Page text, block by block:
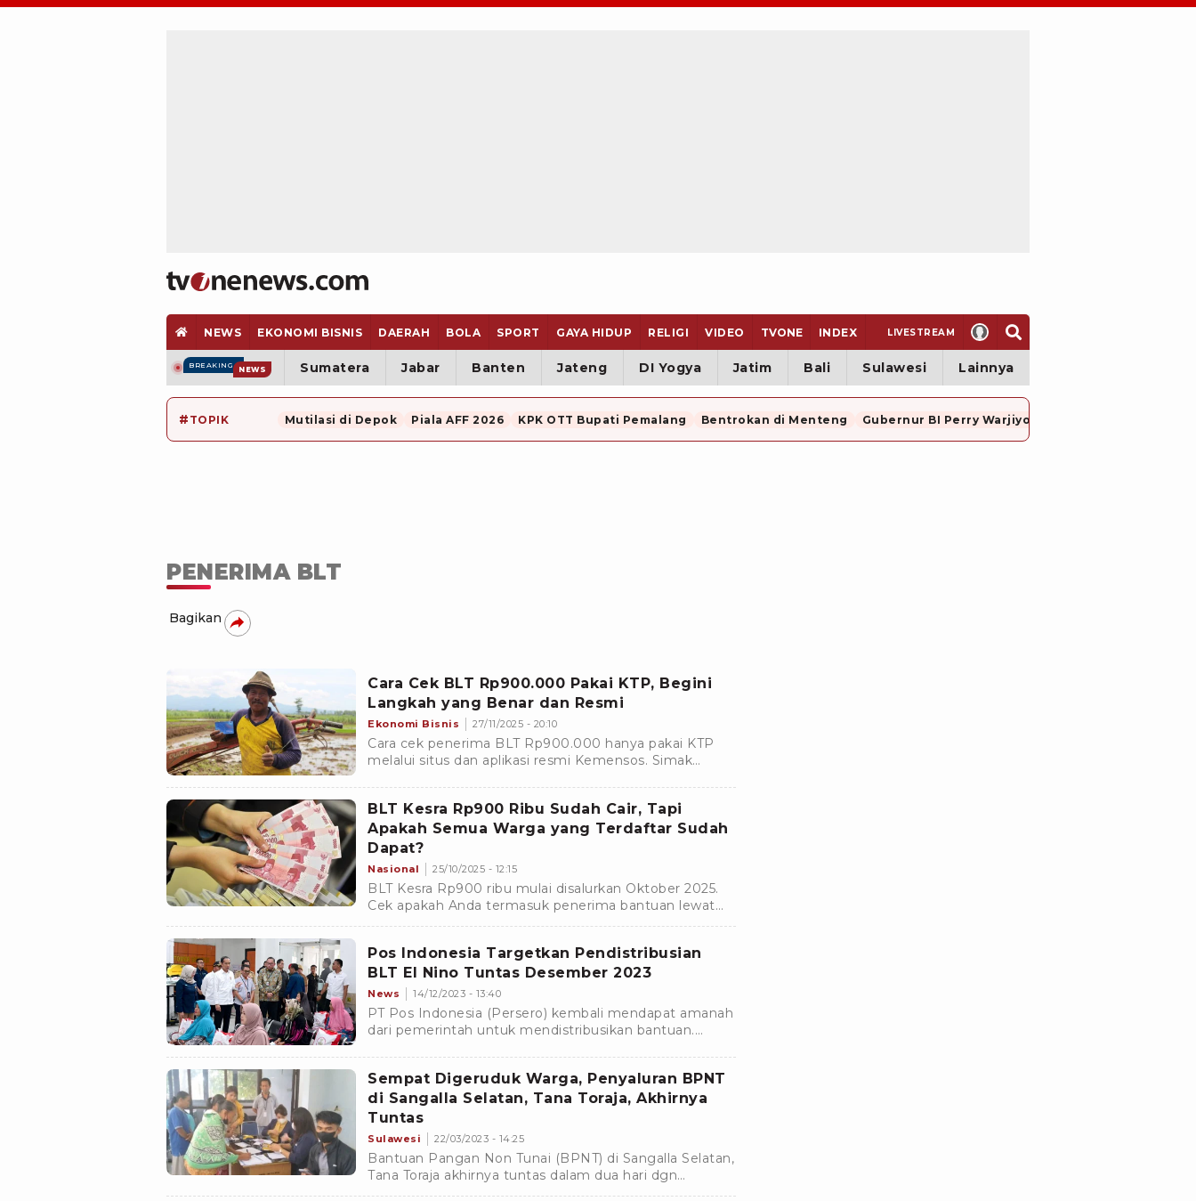
NEWS EKONOMI BISNIS DAERAH BOLA SPORT GAYA HIDUP RELIGI VIDEO TVONE INDEX LIVESTREAM
BREAKING NEWS Sumatera Jabar Banten Jateng DI Yogya Jatim Bali Sulawesi Lainnya
# TOPIK Mutilasi di Depok Piala AFF 2026 KPK OTT Bupati Pemalang Bentrokan di Menteng Gubernur BI Perry Warjiyo Mundur
PENERIMA BLT
Bagikan
Cara Cek BLT Rp900.000 Pakai KTP, Begini
Langkah yang Benar dan Resmi
Ekonomi Bisnis 27/11/2025 - 20:10
Cara cek penerima BLT Rp900.000 hanya pakai KTP
melalui situs dan aplikasi resmi Kemensos. Simak
BLT Kesra Rp900 Ribu Sudah Cair, Tapi
Apakah Semua Warga yang Terdaftar Sudah
Dapat?
Nasional 25/10/2025 - 12:15
BLT Kesra Rp900 ribu mulai disalurkan Oktober 2025.
Cek apakah Anda termasuk penerima bantuan lewat
situs atau aplikasi resmi Kemensos di HP.
Pos Indonesia Targetkan Pendistribusian
BLT El Nino Tuntas Desember 2023
News 14/12/2023 - 13:40
PT Pos Indonesia (Persero) kembali mendapat amanah
dari pemerintah untuk mendistribusikan bantuan.
fenomena El Nino.
Sempat Digeruduk Warga, Penyaluran BPNT
di Sangalla Selatan, Tana Toraja, Akhirnya
Tuntas
Sulawesi 22/03/2023 - 14:25
Bantuan Pangan Non Tunai (BPNT) di Sangalla Selatan,
Tana Toraja akhirnya tuntas dalam dua hari dgn
pengawalan ketat personil kepolisian dan Babinsa